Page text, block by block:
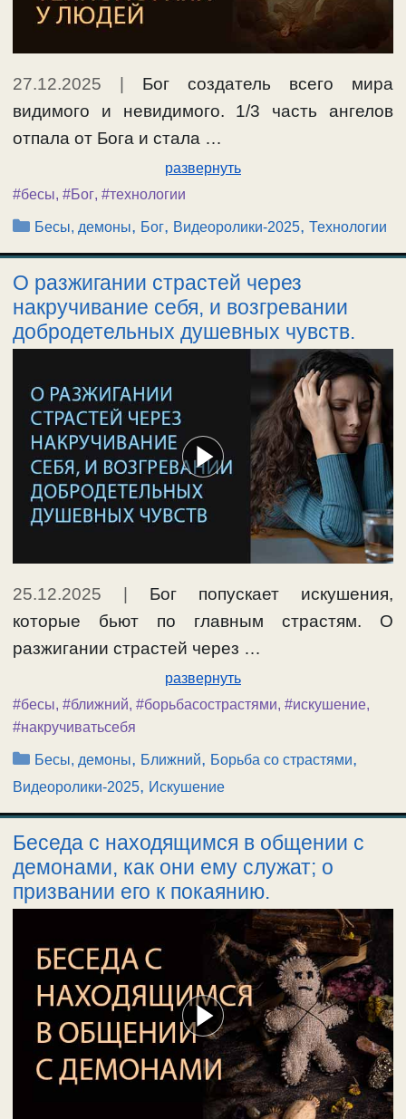
27.12.2025 | Бог создатель всего мира
видимого и невидимого. 1/3 часть ангелов
отпала от Бога и стала …
развернуть
#бесы, #Бог, #технологии
Рубрики
Бесы, демоны, Бог, Видеоролики-2025,Технологии
О разжигании страстей через
накручивание себя, и возгревании
добродетельных душевных чувств.
25.12.2025 | Бог попускает искушения,
которые бьют по главным страстям. О
разжигании страстей через …
развернуть
#бесы, #ближний, #борьбасострастями, #искушение,
#накручиватьсебя
Рубрики
Бесы, демоны, Ближний, Борьба со страстями,
Видеоролики-2025, Искушение
Беседа с находящимся в общении с
демонами, как они ему служат; о
призвании его к покаянию.